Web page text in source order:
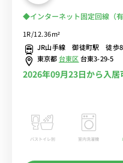
◆インターネット固定回線（
済♪佐竹商店街＆多慶屋で楽
1R/12.36m²
JR山手線 御徒町駅 徒歩
東京都台東区台東3-29-5
2026年09月23日から入居
バストイレ別 室内洗濯機